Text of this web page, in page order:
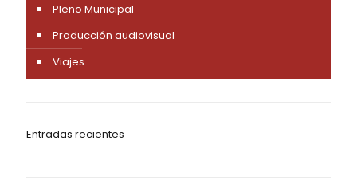
Pleno Municipal
Producción audiovisual
Viajes
Entradas recientes